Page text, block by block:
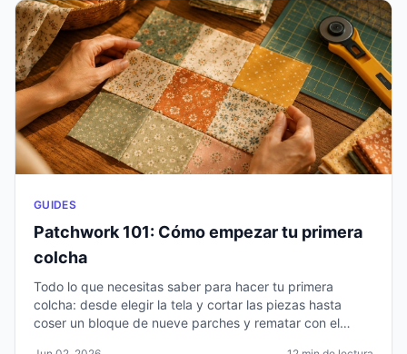
GUIDES
Patchwork 101: Cómo empezar tu primera
colcha
Todo lo que necesitas saber para hacer tu primera
colcha: desde elegir la tela y cortar las piezas hasta
coser un bloque de nueve parches y rematar con el